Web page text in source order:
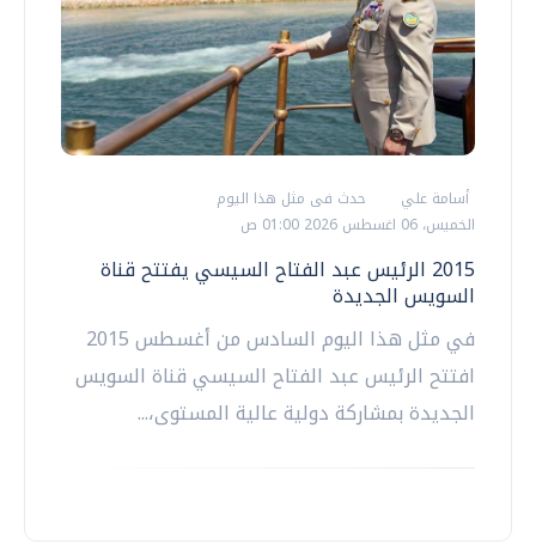
أسامة علي
حدث فى مثل هذا اليوم
الخميس، 06 اغسطس 2026 01:00 ص
2015 الرئيس عبد الفتاح السيسي يفتتح قناة
السويس الجديدة
في مثل هذا اليوم السادس من أغسطس 2015
افتتح الرئيس عبد الفتاح السيسي قناة السويس
الجديدة بمشاركة دولية عالية المستوى،...